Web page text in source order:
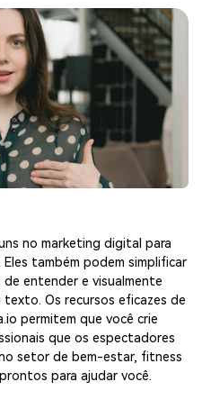
performance se aproximando
pode levar dias para preparar
Com a clonagem
todos os tipos de prazos
Media.io para clonar sua voz e
"ãs" e "éhs" da gravação.
ler roteiros de filmes e fazer